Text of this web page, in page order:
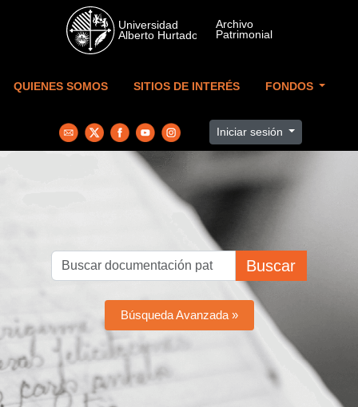
Skip to main content
QUIENES SOMOS SITIOS DE INTERÉS FONDOS
Iniciar sesión
Buscar
Búsqueda Avanzada »